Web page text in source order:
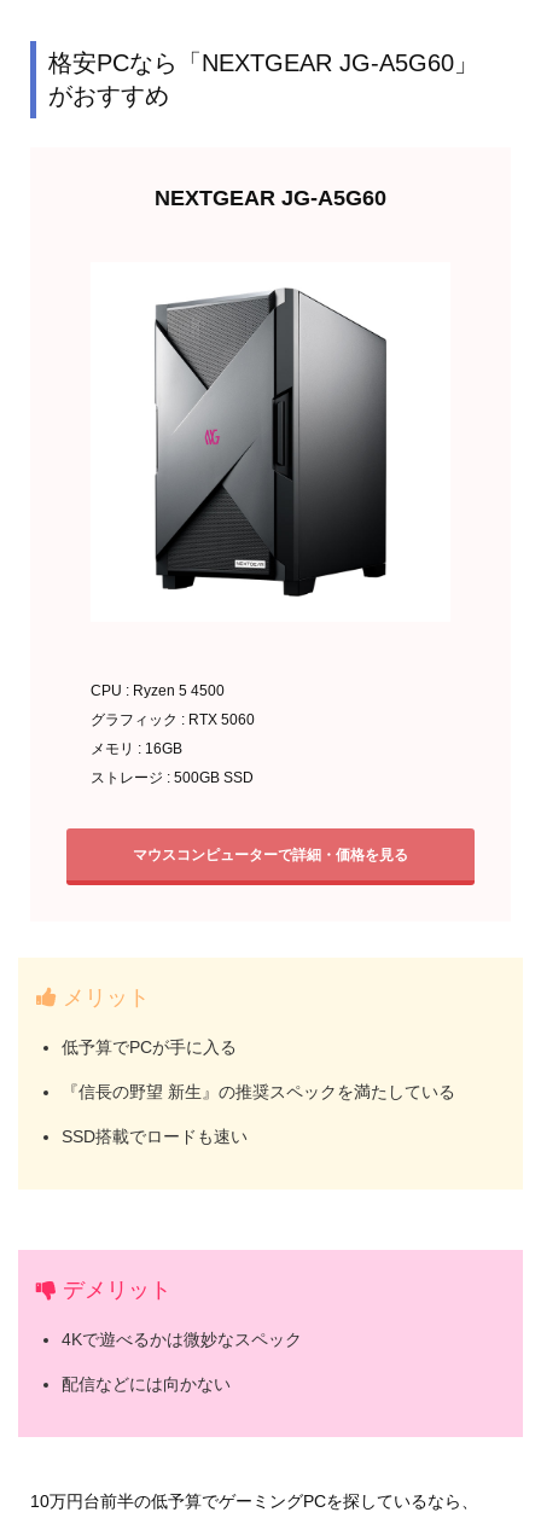
格安PCなら「NEXTGEAR JG-A5G60」
がおすすめ
NEXTGEAR JG-A5G60
CPU : Ryzen 5 4500
グラフィック : RTX 5060
メモリ : 16GB
ストレージ : 500GB SSD
マウスコンピューターで詳細・価格を見る
メリット
低予算でPCが手に入る
『信長の野望 新生』の推奨スペックを満たしている
SSD搭載でロードも速い
デメリット
4Kで遊べるかは微妙なスペック
配信などには向かない
10万円台前半の低予算でゲーミングPCを探しているなら、